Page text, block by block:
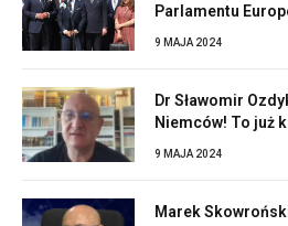
Parlamentu
9 MAJA 2024
Dr Sławomir
Niemców! To już
9 MAJA 2024
Marek